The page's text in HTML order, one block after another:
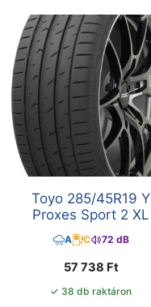
Toyo 285/45R19 Y
Proxes Sport 2 XL
A C 72 dB
57 738 Ft
✓ 38 db raktáron